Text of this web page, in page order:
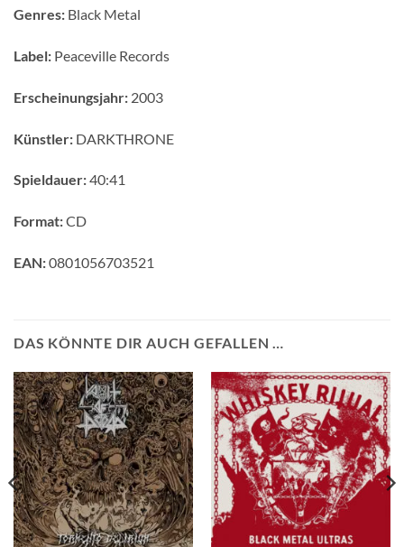
Genres: Black Metal
Label: Peaceville Records
Erscheinungsjahr: 2003
Künstler: DARKTHRONE
Spieldauer:40:41
Format:CD
EAN:0801056703521
DAS KÖNNTE DIR AUCH GEFALLEN …